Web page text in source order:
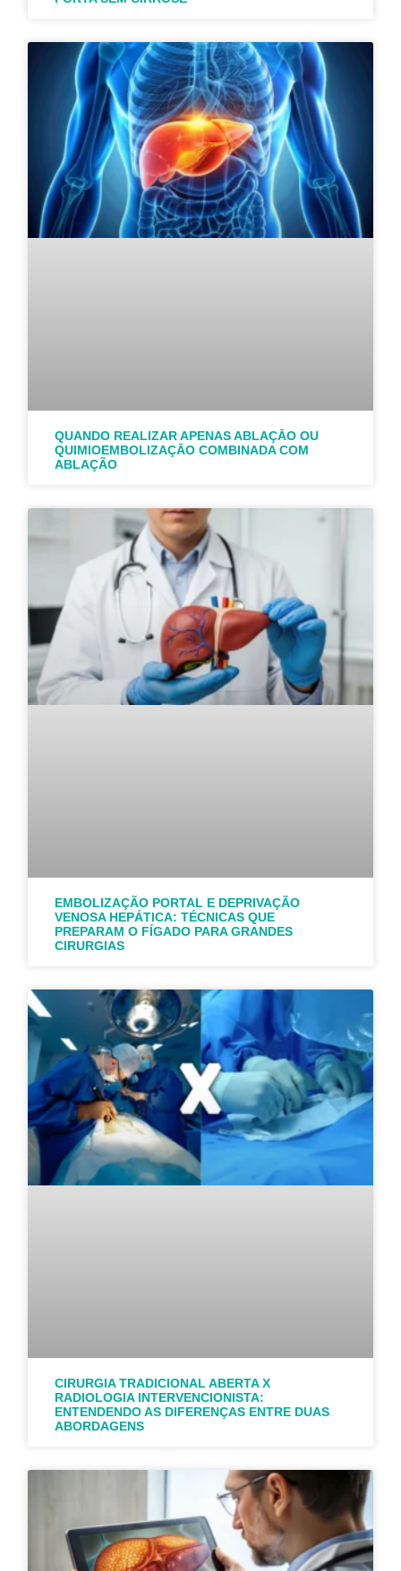
QUANDO REALIZAR APENAS ABLAÇĀO OU
QUIMIOEMBOLIZAÇĀO COMBINADA COM
ABLAÇÃO
EMBOLIZAÇÃO PORTAL E DEPRIVAÇÃO
VENOSA HEPÁTICA: TÉCNICAS QUE
PREPARAM O FÍGADO PARA GRANDES
CIRURGIAS
CIRURGIA TRADICIONAL ABERTA X
RADIOLOGIA INTERVENCIONISTA:
ENTENDENDO AS DIFERENÇAS ENTRE DUAS
ABORDAGENS